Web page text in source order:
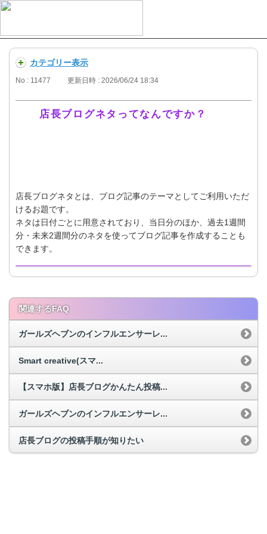
カテゴリー表示
No : 11477 更新日時 : 2026/06/24 18:34
店長ブログネタってなんですか？
店長ブログネタとは、ブログ記事のテーマとしてご利用いただ
けるお題です。
ネタは日付ごとに用意されており、当日分のほか、過去1週間
分・未来2週間分のネタを使ってブログ記事を作成することも
できます。
関連するFAQ
ガールズヘブンのインフルエンサーレ...
Smart creative(スマ...
【スマホ版】店長ブログかんたん投稿...
ガールズヘブンのインフルエンサーレ...
店長ブログの投稿手順が知りたい